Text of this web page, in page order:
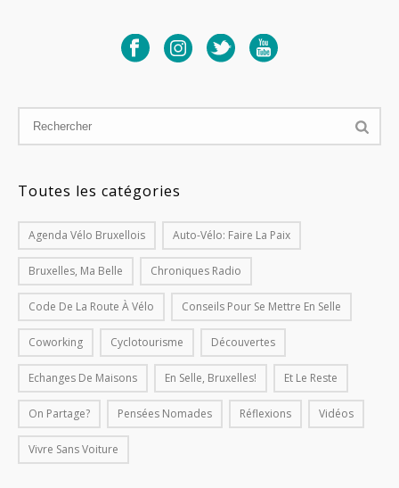
Toutes les catégories
Agenda Vélo Bruxellois Auto-Vélo: Faire La Paix
Bruxelles, Ma Belle Chroniques Radio
Code De La Route À Vélo Conseils Pour Se Mettre En Selle
Coworking Cyclotourisme Découvertes
Echanges De Maisons En Selle, Bruxelles! Et Le Reste
On Partage? Pensées Nomades Réflexions Vidéos
Vivre Sans Voiture